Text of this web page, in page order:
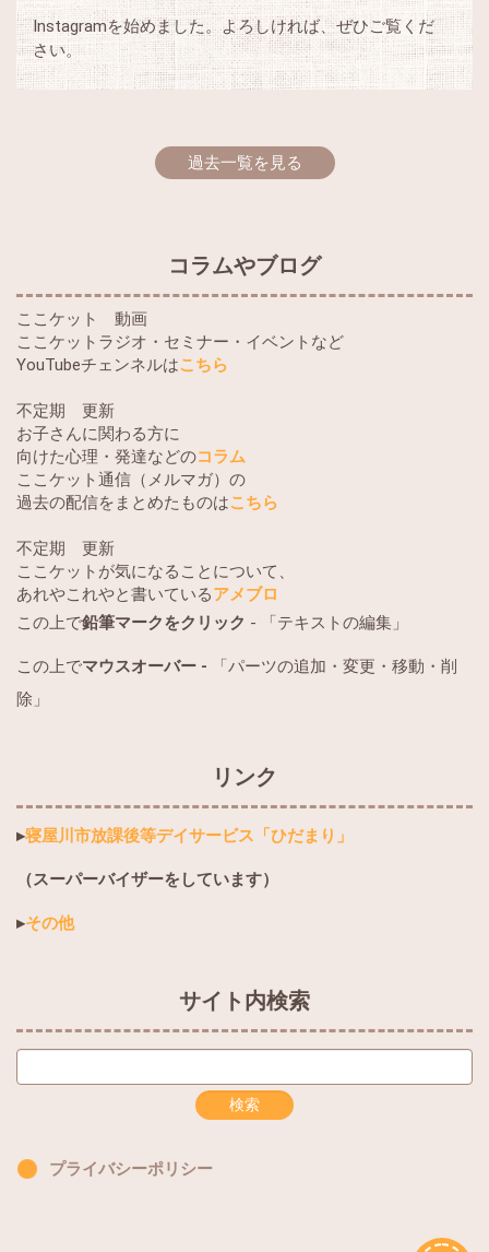
Instagramを始めました。よろしければ、ぜひご覧くだ
さい。
過去一覧を見る
コラムやブログ
ここケット 動画
ここケットラジオ・セミナー・イベントなど
YouTubeチェンネルはこちら
不定期 更新
お子さんに関わる方に
向けた心理・発達などのコラム
ここケット通信（メルマガ）の
過去の配信をまとめたものはこちら
不定期 更新
ここケットが気になることについて、
あれやこれやと書いているアメブロ
この上で鉛筆マークをクリック - 「テキストの編集」
この上でマウスオーバー -
「パーツの追加・変更・移動・削
除」
リンク
▸寝屋川市放課後等デイサービス「ひだまり」
（スーパーバイザーをしています）
▸その他
サイト内検索
プライバシーポリシー